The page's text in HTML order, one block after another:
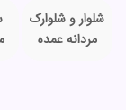
شلوار و شلوارک
مردانه عمده